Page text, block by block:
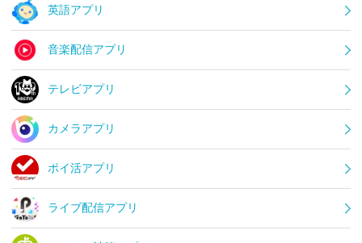
英語アプリ
音楽配信アプリ
テレビアプリ
カメラアプリ
ポイ活アプリ
ライブ配信アプリ